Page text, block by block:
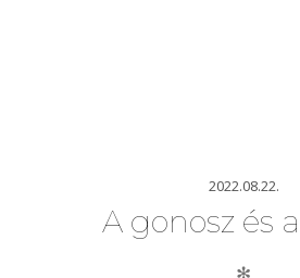
2022.08.22.
A gonosz és